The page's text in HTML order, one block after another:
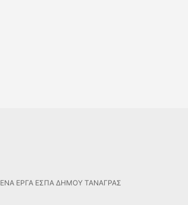
ΕΡΓΑ ΕΣΠΑ ΔΗΜΟΥ ΤΑΝΑΓΡΑΣ